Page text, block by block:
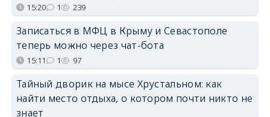
15:20 1 239
Записаться в МФЦ в Крыму и Севастополе
теперь можно через чат-бота
15:11 1 97
Тайный дворик на мысе Хрустальном: как
найти место отдыха, о котором почти никто не
знает